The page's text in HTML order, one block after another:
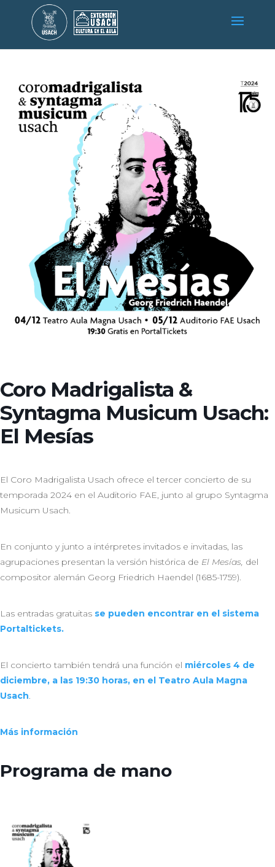
Coro Madrigalista &
Syntagma Musicum Usach:
El Mesías
El Coro Madrigalista Usach ofrece el tercer concierto de su
temporada 2024 en el Auditorio FAE, junto al grupo Syntagma
Musicum Usach.
En conjunto y junto a intérpretes invitados e invitadas, las
agrupaciones presentan la versión histórica de El Mesías, del
compositor alemán Georg Friedrich Haendel (1685-1759).
Las entradas gratuitas se pueden encontrar en el sistema
Portaltickets.
El concierto también tendrá una función el miércoles 4 de
diciembre, a las 19:30 horas, en el Teatro Aula Magna
Usach.
Más información
Programa de mano